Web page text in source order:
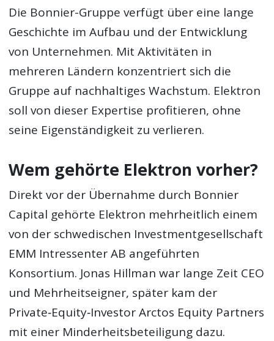
Die Bonnier-Gruppe verfügt über eine lange
Geschichte im Aufbau und der Entwicklung
von Unternehmen. Mit Aktivitäten in
mehreren Ländern konzentriert sich die
Gruppe auf nachhaltiges Wachstum. Elektron
soll von dieser Expertise profitieren, ohne
seine Eigenständigkeit zu verlieren.
Wem gehörte Elektron vorher?
Direkt vor der Übernahme durch Bonnier
Capital gehörte Elektron mehrheitlich einem
von der schwedischen Investmentgesellschaft
EMM Intressenter AB angeführten
Konsortium. Jonas Hillman war lange Zeit CEO
und Mehrheitseigner, später kam der
Private‑Equity‑Investor Arctos Equity Partners
mit einer Minderheitsbeteiligung dazu.